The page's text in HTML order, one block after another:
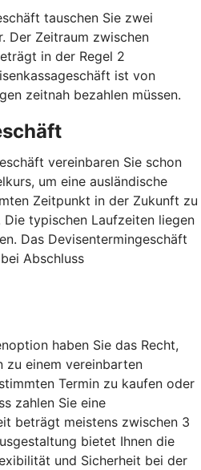
tauschen Sie zwei
Der Zeitraum zwischen
in der Regel 2
ist von
zeitnah bezahlen müssen.
vereinbaren Sie schon
um eine ausländische
Zeitpunkt in der Zukunft zu
typischen Laufzeiten liegen
Das Devisentermingeschäft
Abschluss
haben Sie das Recht,
zu einem vereinbarten
Termin zu kaufen oder
zahlen Sie eine
beträgt meistens zwischen 3
bietet Ihnen die
und Sicherheit bei der